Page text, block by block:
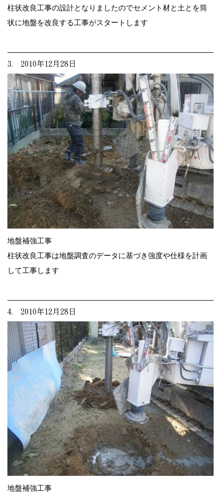
柱状改良工事の設計となりましたのでセメント材と土とを筒
状に地盤を改良する工事がスタートします
3. 2010年12月28日
地盤補強工事
柱状改良工事は地盤調査のデータに基づき強度や仕様を計画
して工事します
4. 2010年12月28日
地盤補強工事